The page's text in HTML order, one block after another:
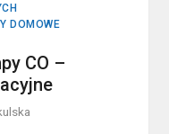
DOMOWE
CO –